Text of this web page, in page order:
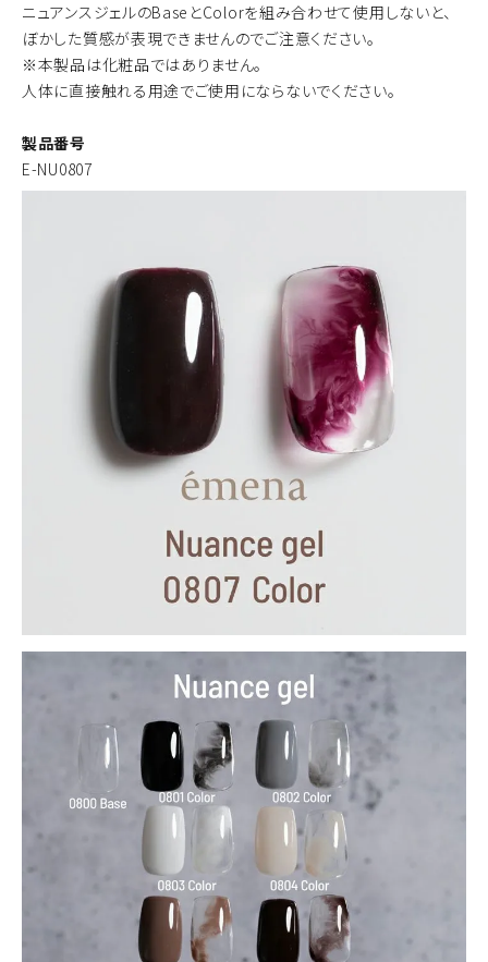
ニュアンスジェルのBaseとColorを組み合わせて使用しないと、
ぼかした質感が表現できませんのでご注意ください。
※本製品は化粧品ではありません。
人体に直接触れる用途でご使用にならないでください。
製品番号
E-NU0807